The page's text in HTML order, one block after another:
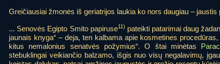
Greičiausiai žmonės iš geriatrijos laukia ko nors daugiau –
... Senovės Egipto Smito papiruse11) pateikti patarimai daug
jaunais knyga“ – deja, ten kalbama apie kosmetines
kitus nemalonius senatvės požymius“. O štai minėtas
stebuklingai veikiančio balzamo, išgis nuo visų negalavimų,